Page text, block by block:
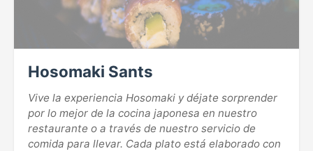
Hosomaki Sants
Vive la experiencia Hosomaki y déjate sorprender
por lo mejor de la cocina japonesa en nuestro
restaurante o a través de nuestro servicio de
comida para llevar. Cada plato está elaborado con